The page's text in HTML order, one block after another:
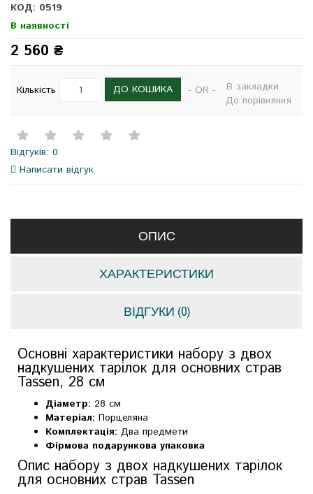
КОД: 0519
В наявності
2 560 ₴
Кількість ДО КОШИКА - OR -
В закладки
До порівняння
Відгуків: 0
Написати відгук
ОПИС
ХАРАКТЕРИСТИКИ
ВІДГУКИ (0)
Основні характеристики набору з двох
надкушених тарілок для основних страв
Tassen, 28 см
Діаметр: 28 см
Матеріал: Порцеляна
Комплектація: Два предмети
Фірмова подарункова упаковка
Опис набору з двох надкушених тарілок
для основних страв Tassen